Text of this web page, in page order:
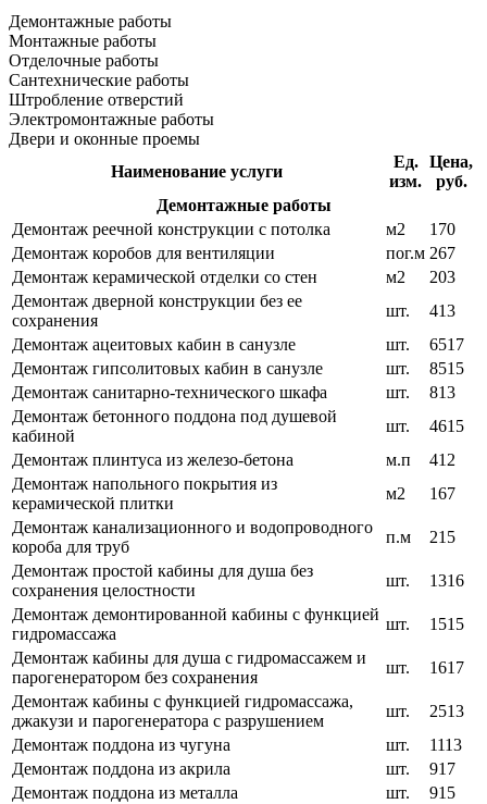
Демонтажные работы
Монтажные работы
Отделочные работы
Сантехнические работы
Штробление отверстий
Электромонтажные работы
Двери и оконные проемы
Наименование услуги
Ед.
изм.
Цена,
руб.
Демонтажные работы
Демонтаж реечной конструкции с потолка
м2
170
Демонтаж коробов для вентиляции
пог.м 267
Демонтаж керамической отделки со стен
м2
203
Демонтаж дверной конструкции без ее
сохранения
шт.
413
Демонтаж ацеитовых кабин в санузле
шт.
6517
Демонтаж гипсолитовых кабин в санузле
шт.
8515
Демонтаж санитарно-технического шкафа
шт.
813
Демонтаж бетонного поддона под душевой
кабиной
шт.
4615
Демонтаж плинтуса из железо-бетона
м.п
412
Демонтаж напольного покрытия из
керамической плитки
м2
167
Демонтаж канализационного и водопроводного
короба для труб
п.м
215
Демонтаж простой кабины для душа без
сохранения целостности
шт.
1316
Демонтаж демонтированной кабины с функцией
гидромассажа
шт.
1515
Демонтаж кабины для душа с гидромассажем и
парогенератором без сохранения
шт.
1617
Демонтаж кабины с функцией гидромассажа,
джакузи и парогенератора с разрушением
шт.
2513
Демонтаж поддона из чугуна
шт.
1113
Демонтаж поддона из акрила
шт.
917
Демонтаж поддона из металла
шт.
915